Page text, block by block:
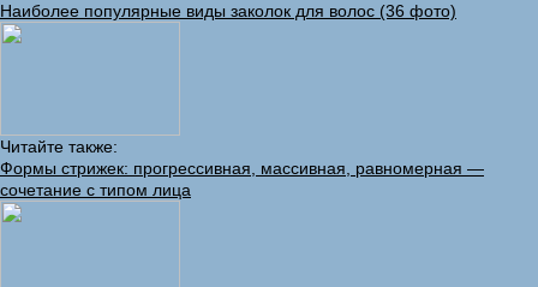
Наиболее популярные виды заколок для волос (36 фото)
Читайте также:
Формы стрижек: прогрессивная, массивная, равномерная —
сочетание с типом лица